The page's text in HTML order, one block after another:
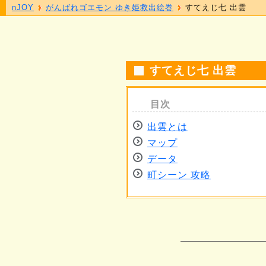
すてえじ七 出雲
出雲とは
マップ
データ
町シーン 攻略
nJOY がんばれゴエモン ゆき姫救出絵巻 すてえじ七 出雲